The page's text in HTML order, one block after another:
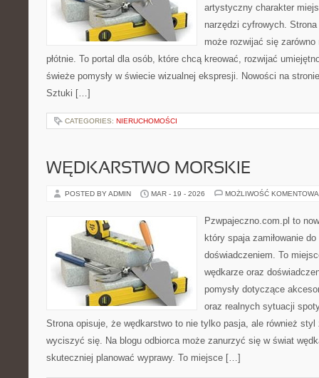
artystyczny charakter
narzędzi cyfrowych.
może rozwijać się
płótnie. To portal dla osób, które chcą kreować, rozwijać
świeże pomysły w świecie wizualnej ekspresji. Nowości na
Sztuki […]
CATEGORIES: NIERUCHOMOŚCI
WĘDKARSTWO MORSKIE
POSTED BY ADMIN MAR - 19 - 2026 MOŻLIWOŚĆ
Pzwpajeczno.com.pl to
który spaja zamiłowanie
doświadczeniem. To
wędkarze oraz
pomysły dotyczące
oraz realnych sytuacji
Strona opisuje, że wędkarstwo to nie tylko pasja, ale również
wyciszyć się. Na blogu odbiorca może zanurzyć się w świat
skuteczniej planować wyprawy. To miejsce […]